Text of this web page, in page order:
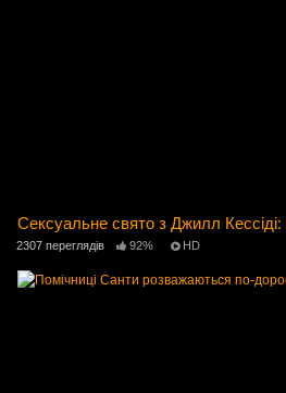
Сексуальне свято з Джилл Кессіді:
2307 переглядів 92% HD